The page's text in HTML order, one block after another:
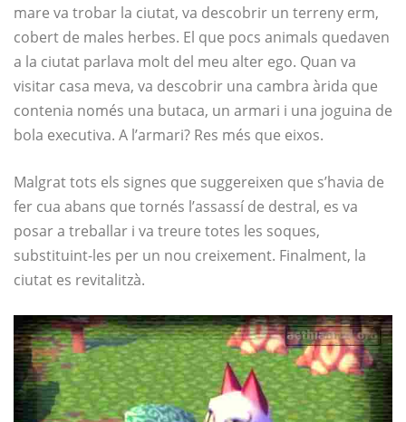
mare va trobar la ciutat, va descobrir un terreny erm,
cobert de males herbes. El que pocs animals quedaven
a la ciutat parlava molt del meu alter ego. Quan va
visitar casa meva, va descobrir una cambra àrida que
contenia només una butaca, un armari i una joguina de
bola executiva. A l’armari? Res més que eixos.
Malgrat tots els signes que suggereixen que s’havia de
fer cua abans que tornés l’assassí de destral, es va
posar a treballar i va treure totes les soques,
substituint-les per un nou creixement. Finalment, la
ciutat es revitalitzà.